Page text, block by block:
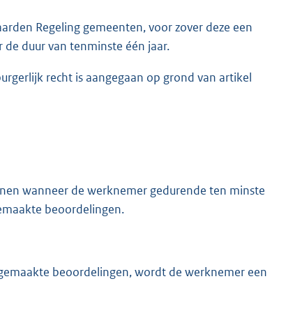
Regeling gemeenten, voor zover deze een
duur van tenminste één jaar.
recht is aangegaan op grond van artikel
wanneer de werknemer gedurende ten minste
beoordelingen.
beoordelingen, wordt de werknemer een